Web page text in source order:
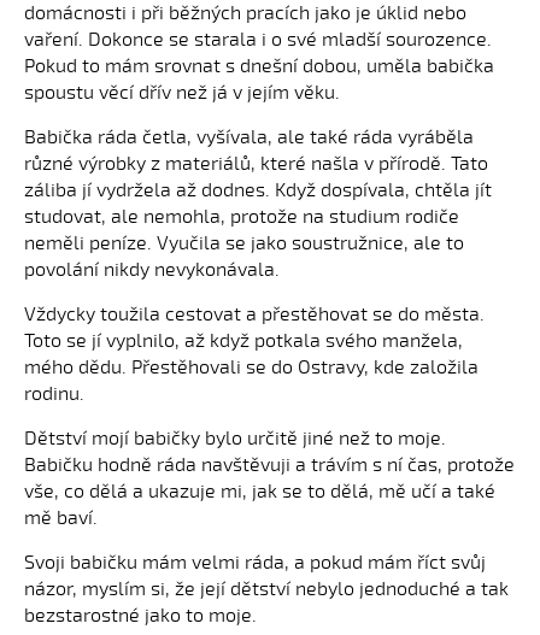
domácnosti i při běžných pracích jako je úklid nebo
vaření. Dokonce se starala i o své mladší sourozence.
Pokud to mám srovnat s dnešní dobou, uměla babička
spoustu věcí dřív než já v jejím věku.
Babička ráda četla, vyšívala, ale také ráda vyráběla
různé výrobky z materiálů, které našla v přírodě. Tato
záliba jí vydržela až dodnes. Když dospívala, chtěla jít
studovat, ale nemohla, protože na studium rodiče
neměli peníze. Vyučila se jako soustružnice, ale to
povolání nikdy nevykonávala.
Vždycky toužila cestovat a přestěhovat se do města.
Toto se jí vyplnilo, až když potkala svého manžela,
mého dědu. Přestěhovali se do Ostravy, kde založila
rodinu.
Dětství mojí babičky bylo určitě jiné než to moje.
Babičku hodně ráda navštěvuji a trávím s ní čas, protože
vše, co dělá a ukazuje mi, jak se to dělá, mě učí a také
mě baví.
Svoji babičku mám velmi ráda, a pokud mám říct svůj
názor, myslím si, že její dětství nebylo jednoduché a tak
bezstarostné jako to moje.